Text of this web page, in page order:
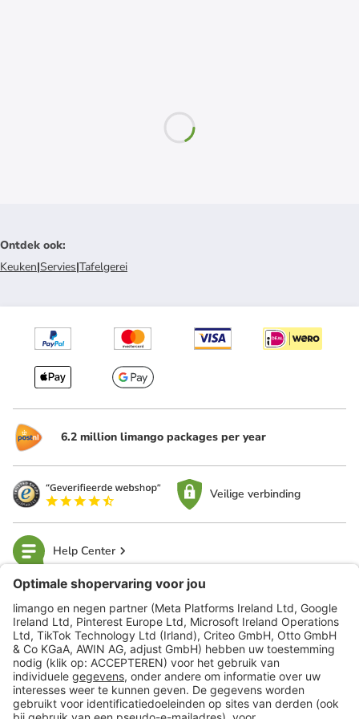
Ontdek ook:
Keuken|Servies|Tafelgerei
6.2 million limango packages per year
Veilige verbinding
Help Center
limango
Veilig winkelen
Klantenservice
Shop